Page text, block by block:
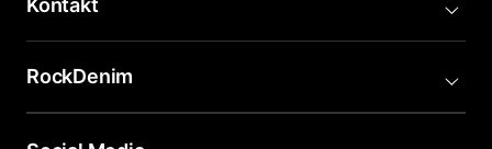
Kontakt
RockDenim